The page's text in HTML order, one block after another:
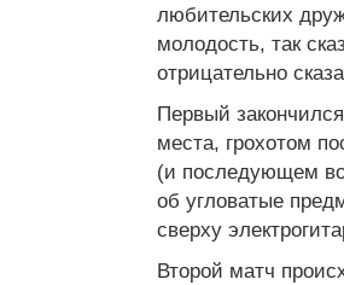
любительских
молодость, так
отрицательно
Первый
места, грохотом
(и последующем
об угловатые
сверху
Второй матч